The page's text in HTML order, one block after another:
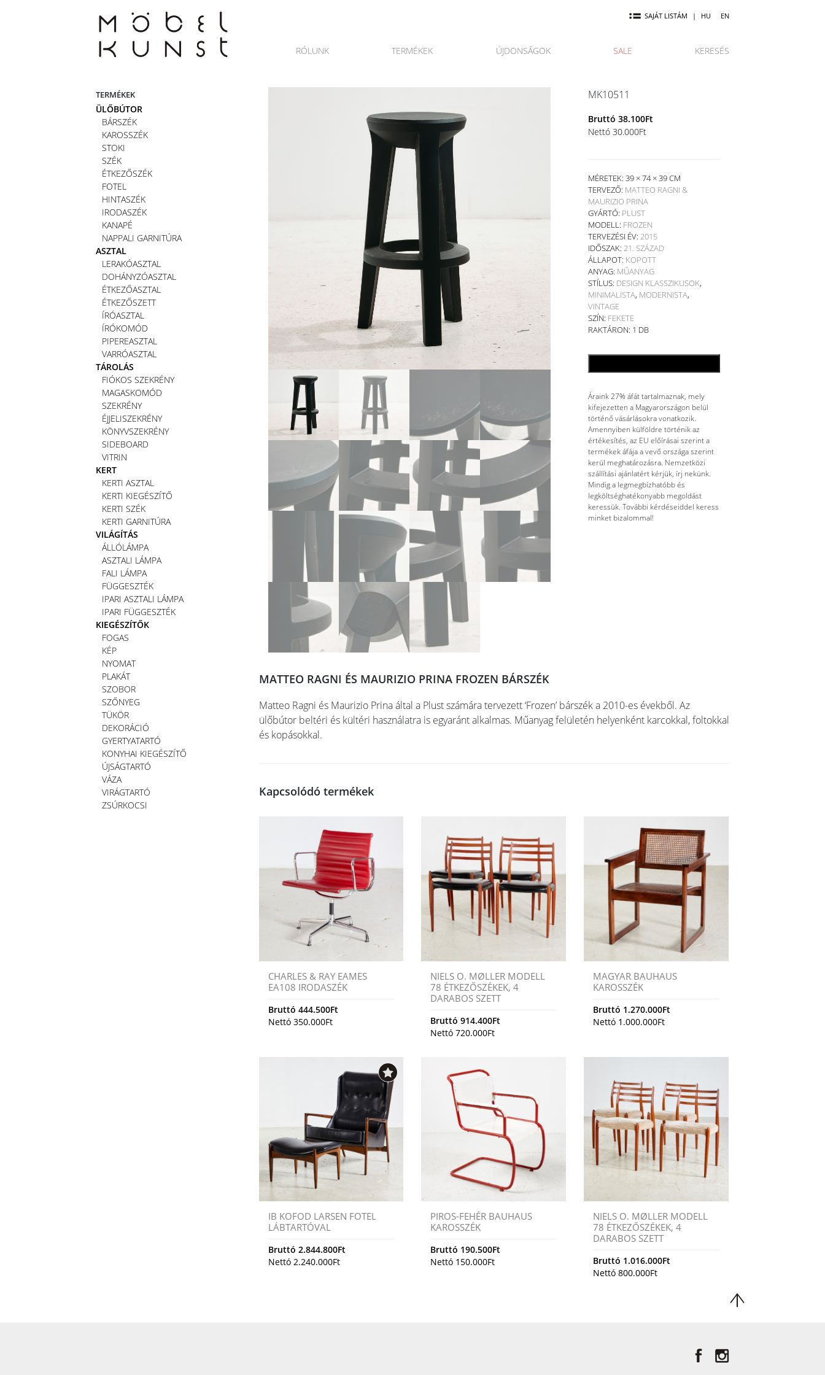
SAJÁT LISTÁM | HU EN
RÓLUNK TERMÉKEK ÚJDONSÁGOK SALE KERESÉS
TERMÉKEK
ÜLŐBÚTOR
BÁRSZÉK
KAROSSZÉK
STOKI
SZÉK
ÉTKEZŐSZÉK
FOTEL
HINTASZÉK
IRODASZÉK
KANAPÉ
NAPPALI GARNITÚRA
ASZTAL
LERAKÓASZTAL
DOHÁNYZÓASZTAL
ÉTKEZŐASZTAL
ÉTKEZŐSZETT
ÍRÓASZTAL
ÍRÓKOMÓD
PIPEREASZTAL
VARRÓASZTAL
TÁROLÁS
FIÓKOS SZEKRÉNY
MAGASKOMÓD
SZEKRÉNY
ÉJJELISZEKRÉNY
KÖNYVSZEKRÉNY
SIDEBOARD
VITRIN
KERT
KERTI ASZTAL
KERTI KIEGÉSZÍTŐ
KERTI SZÉK
KERTI GARNITÚRA
VILÁGÍTÁS
ÁLLÓLÁMPA
ASZTALI LÁMPA
FALI LÁMPA
FÜGGESZTÉK
IPARI ASZTALI LÁMPA
IPARI FÜGGESZTÉK
KIEGÉSZÍTŐK
FOGAS
KÉP
NYOMAT
PLAKÁT
SZOBOR
SZŐNYEG
TÜKÖR
DEKORÁCIÓ
GYERTYATARTÓ
KONYHAI KIEGÉSZÍTŐ
ÚJSÁGTARTÓ
VÁZA
VIRÁGTARTÓ
ZSÚRKOCSI
MK10511
Bruttó 38.100Ft
Nettó 30.000Ft
MÉRETEK: 39 × 74 × 39 CM
TERVEZŐ: MATTEO RAGNI &
MAURIZIO PRINA
GYÁRTÓ: PLUST
MODELL: FROZEN
TERVEZÉSI ÉV: 2015
IDŐSZAK: 21. SZÁZAD
ÁLLAPOT: KOPOTT
ANYAG: MŰANYAG
STÍLUS: DESIGN KLASSZIKUSOK,
MINIMALISTA, MODERNISTA,
VINTAGE
SZÍN: FEKETE
RAKTÁRON: 1 DB
Áraink 27% áfát tartalmaznak, mely
kifejezetten a Magyarországon belül
történő vásárlásokra vonatkozik.
Amennyiben külföldre történik az
értékesítés, az EU előírásai szerint a
termékek áfája a vevő országa szerint
kerül meghatározásra. Nemzetközi
szállítási ajánlatért kérjük, írj nekünk.
Mindig a legmegbízhatóbb és
legköltséghatékonyabb megoldást
keressük. További kérdéseiddel keress
minket bizalommal!
MATTEO RAGNI ÉS MAURIZIO PRINA FROZEN BÁRSZÉK
Matteo Ragni és Maurizio Prina által a Plust számára tervezett ‘Frozen’ bárszék a 2010-es évekből. Az
ülőbútor beltéri és kültéri használatra is egyaránt alkalmas. Műanyag felületén helyenként karcokkal, foltokkal
és kopásokkal.
Kapcsolódó termékek
CHARLES & RAY EAMES
EA108 IRODASZÉK
Bruttó 444.500Ft
Nettó 350.000Ft
NIELS O. MØLLER MODELL
78 ÉTKEZŐSZÉKEK, 4
DARABOS SZETT
Bruttó914.400Ft
Nettó720.000Ft
MAGYAR BAUHAUS
KAROSSZÉK
Bruttó 1.270.000Ft
Nettó 1.000.000Ft
IB KOFOD LARSEN FOTEL
LÁBTARTÓVAL
Bruttó 2.844.800Ft
Nettó 2.240.000Ft
PIROS-FEHÉR BAUHAUS
KAROSSZÉK
Bruttó 190.500Ft
Nettó 150.000Ft
NIELS O. MØLLER MODELL
78 ÉTKEZŐSZÉKEK, 4
DARABOS SZETT
Bruttó 1.016.000Ft
Nettó800.000Ft